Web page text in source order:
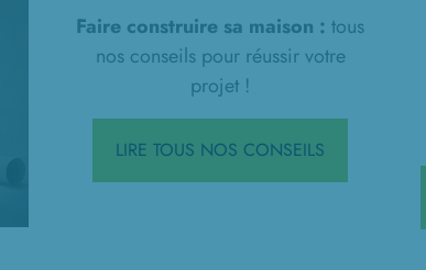
Faire construire sa maison : tous
nos conseils pour réussir votre
projet !
LIRE TOUS NOS CONSEILS